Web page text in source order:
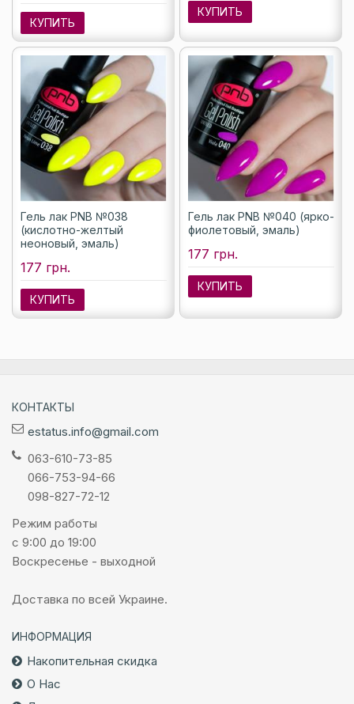
КУПИТЬ
КУПИТЬ
Гель лак PNB №038
(кислотно-желтый
неоновый, эмаль)
177 грн.
КУПИТЬ
Гель лак PNB №040 (ярко-
фиолетовый, эмаль)
177 грн.
КУПИТЬ
КОНТАКТЫ
estatus.info@gmail.com
063-610-73-85
066-753-94-66
098-827-72-12
Режим работы
с 9:00 до 19:00
Воскресенье - выходной
Доставка по всей Украине.
ИНФОРМАЦИЯ
Накопительная скидка
О Нас